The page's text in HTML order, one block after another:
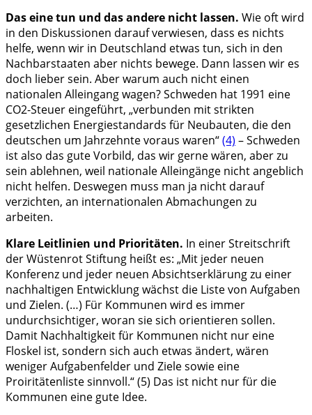
Das eine tun und das andere nicht lassen. Wie oft wird
in den Diskussionen darauf verwiesen, dass es nichts
helfe, wenn wir in Deutschland etwas tun, sich in den
Nachbarstaaten aber nichts bewege. Dann lassen wir es
doch lieber sein. Aber warum auch nicht einen
nationalen Alleingang wagen? Schweden hat 1991 eine
CO2-Steuer eingeführt, „verbunden mit strikten
gesetzlichen Energiestandards für Neubauten, die den
deutschen um Jahrzehnte voraus waren“(4) – Schweden
ist also das gute Vorbild, das wir gerne wären, aber zu
sein ablehnen, weil nationale Alleingänge nicht angeblich
nicht helfen. Deswegen muss man ja nicht darauf
verzichten, an internationalen Abmachungen zu
arbeiten.
Klare Leitlinien und Prioritäten. In einer Streitschrift
der Wüstenrot Stiftung heißt es: „Mit jeder neuen
Konferenz und jeder neuen Absichtserklärung zu einer
nachhaltigen Entwicklung wächst die Liste von Aufgaben
und Zielen. (…) Für Kommunen wird es immer
undurchsichtiger, woran sie sich orientieren sollen.
Damit Nachhaltigkeit für Kommunen nicht nur eine
Floskel ist, sondern sich auch etwas ändert, wären
weniger Aufgabenfelder und Ziele sowie eine
Proiritätenliste sinnvoll.“ (5) Das ist nicht nur für die
Kommunen eine gute Idee.